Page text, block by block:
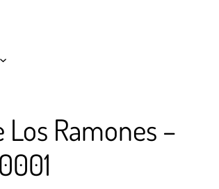
Ramones –